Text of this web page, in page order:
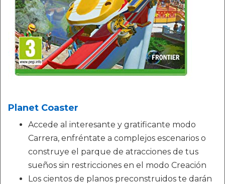
Planet Coaster
Accede al interesante y gratificante modo
Carrera, enfréntate a complejos escenarios o
construye el parque de atracciones de tus
sueños sin restricciones en el modo Creación
Los cientos de planos preconstruidos te darán